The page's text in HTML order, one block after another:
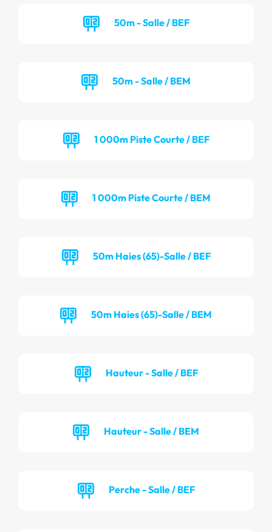
50m - Salle / BEF
50m - Salle / BEM
1 000m Piste Courte / BEF
1 000m Piste Courte / BEM
50m Haies (65)-Salle / BEF
50m Haies (65)-Salle / BEM
Hauteur - Salle / BEF
Hauteur - Salle / BEM
Perche - Salle / BEF